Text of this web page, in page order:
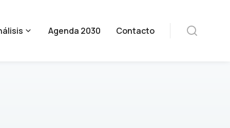
Agenda 2030 Contacto